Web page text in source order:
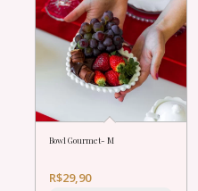
Bowl Gourmet- M
R$29,90